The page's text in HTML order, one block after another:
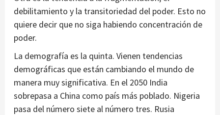
debilitamiento y la transitoriedad del poder. Esto no
quiere decir que no siga habiendo concentración de
poder.
La demografía es la quinta. Vienen tendencias
demográficas que están cambiando el mundo de
manera muy significativa. En el 2050 India
sobrepasa a China como país más poblado. Nigeria
pasa del número siete al número tres. Rusia